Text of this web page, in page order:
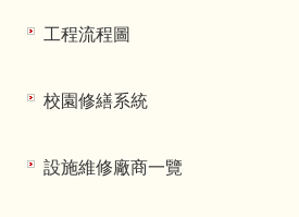
工程流程圖
校園修繕系統
設施維修廠商一覽